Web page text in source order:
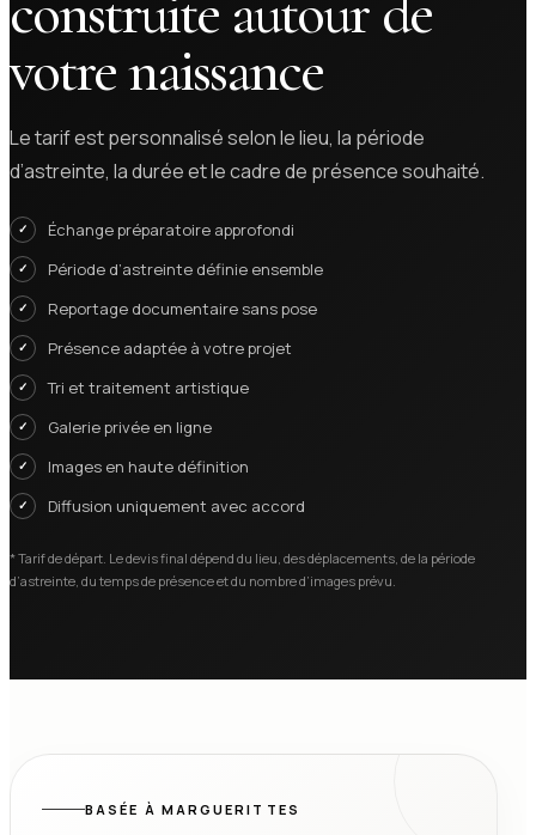
votre naissance
Le tarif est personnalisé selon le lieu, la période
d’astreinte, la durée et le cadre de présence souhaité.
Échange préparatoire approfondi
Période d’astreinte définie ensemble
Reportage documentaire sans pose
Présence adaptée à votre projet
Tri et traitement artistique
Galerie privée en ligne
Images en haute définition
Diffusion uniquement avec accord
* Tarif de départ. Le devis final dépend du lieu, des déplacements, de la période
d’astreinte, du temps de présence et du nombre d’images prévu.
BASÉE À MARGUERITTES